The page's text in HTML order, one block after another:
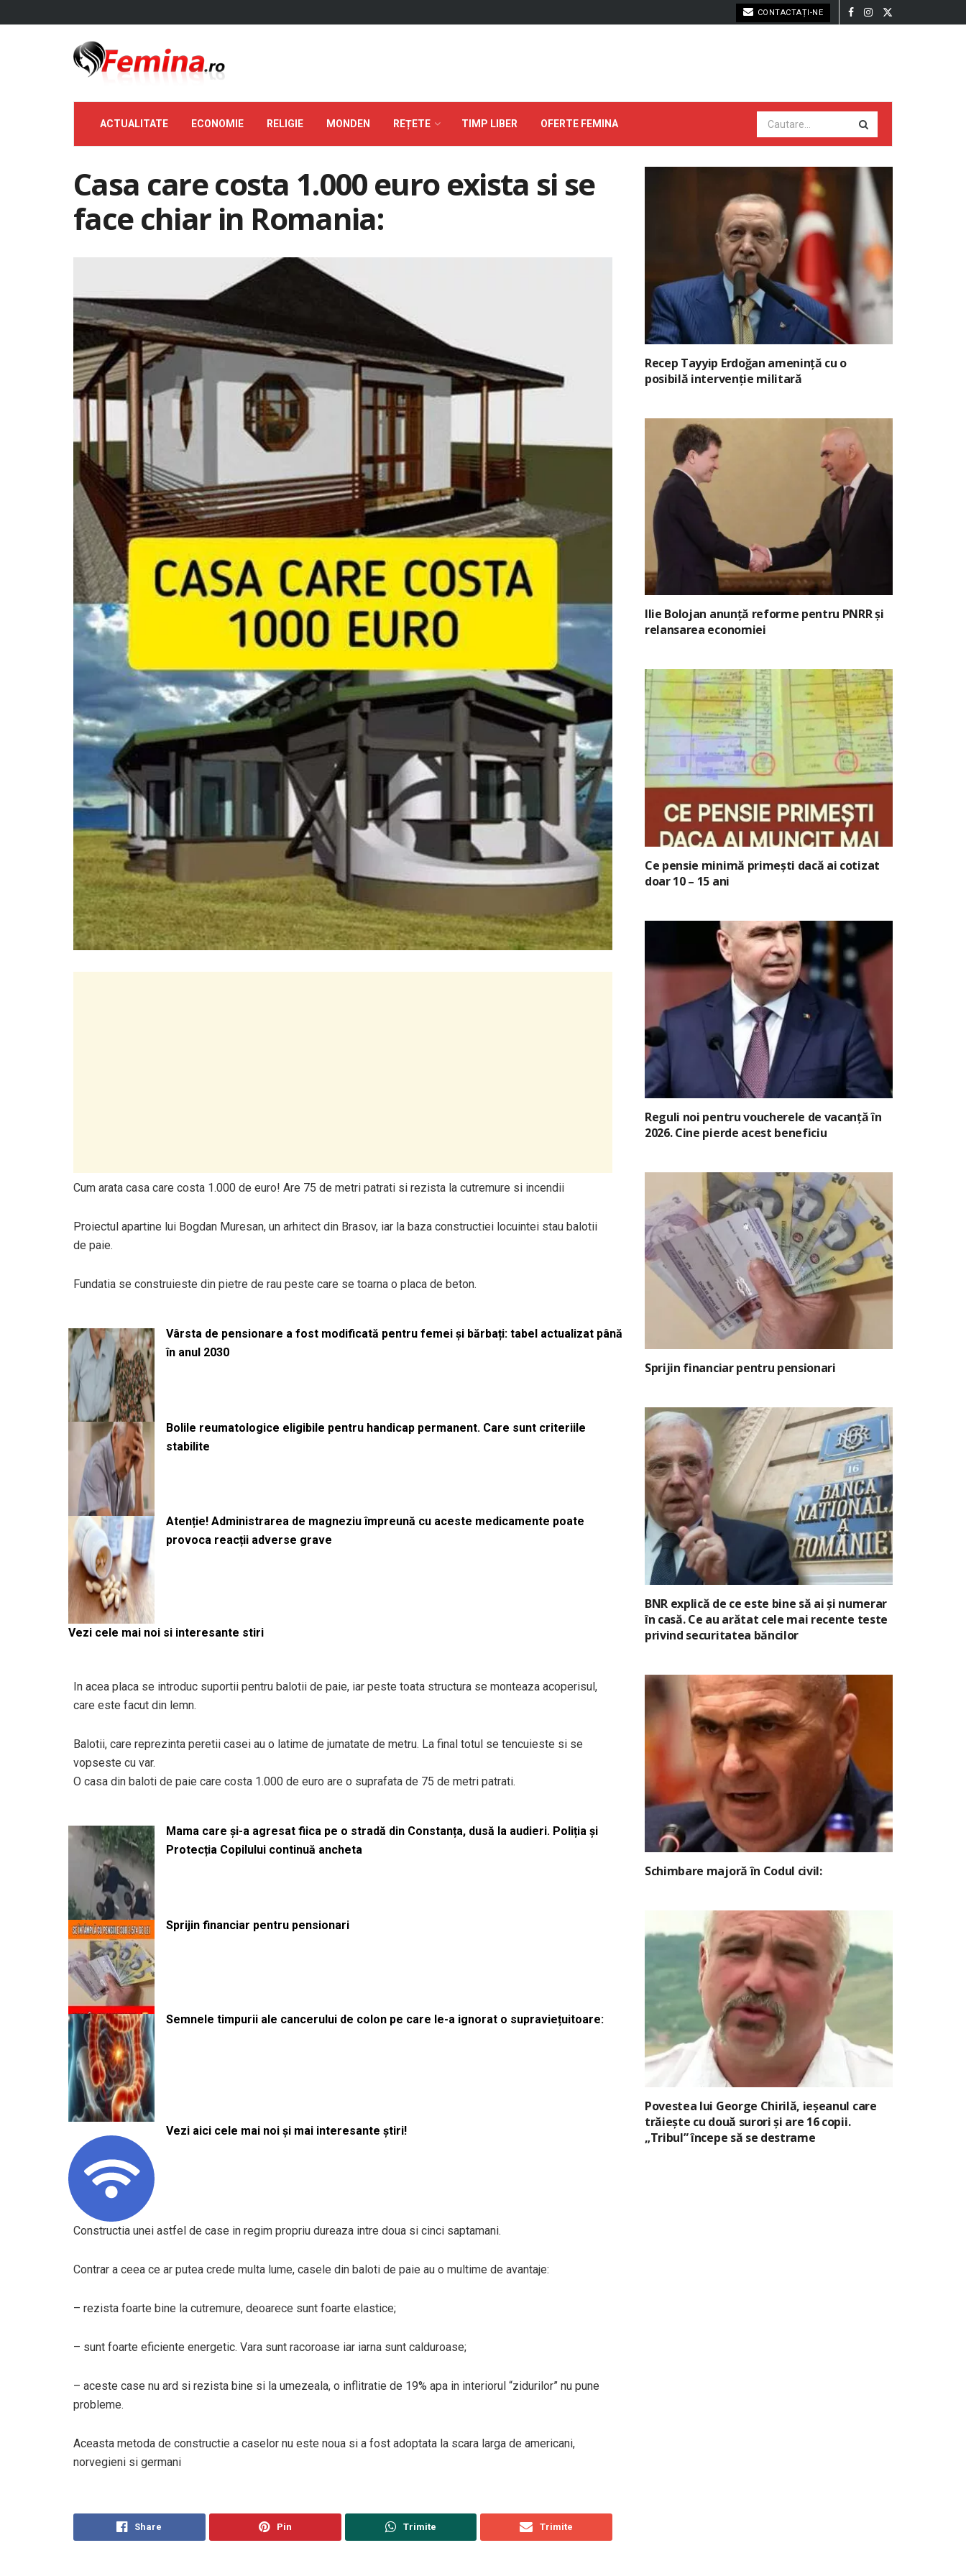
CONTACTAȚI-NE
ACTUALITATE ECONOMIE RELIGIE MONDEN REȚETE TIMP LIBER OFERTE FEMINA
Casa care costa 1.000 euro exista si se
face chiar in Romania:
Cum arata casa care costa 1.000 de euro! Are 75 de metri patrati si rezista la cutremure si incendii
Proiectul apartine lui Bogdan Muresan, un arhitect din Brasov, iar la baza constructiei locuintei stau balotii
de paie.
Fundatia se construieste din pietre de rau peste care se toarna o placa de beton.
Vârsta de pensionare a fost modificată pentru femei și bărbați: tabel actualizat până
în anul 2030
Bolile reumatologice eligibile pentru handicap permanent. Care sunt criteriile
stabilite
Atenție! Administrarea de magneziu împreună cu aceste medicamente poate
provoca reacții adverse grave
Vezi cele mai noi si interesante stiri
In acea placa se introduc suportii pentru balotii de paie, iar peste toata structura se monteaza acoperisul,
care este facut din lemn.
Balotii, care reprezinta peretii casei au o latime de jumatate de metru. La final totul se tencuieste si se
vopseste cu var.
O casa din baloti de paie care costa 1.000 de euro are o suprafata de 75 de metri patrati.
Mama care și-a agresat fiica pe o stradă din Constanța, dusă la audieri. Poliția și
Protecția Copilului continuă ancheta
Sprijin financiar pentru pensionari
Semnele timpurii ale cancerului de colon pe care le-a ignorat o supraviețuitoare:
Vezi aici cele mai noi și mai interesante știri!
Constructia unei astfel de case in regim propriu dureaza intre doua si cinci saptamani.
Contrar a ceea ce ar putea crede multa lume, casele din baloti de paie au o multime de avantaje:
– rezista foarte bine la cutremure, deoarece sunt foarte elastice;
– sunt foarte eficiente energetic. Vara sunt racoroase iar iarna sunt calduroase;
– aceste case nu ard si rezista bine si la umezeala, o inflitratie de 19% apa in interiorul “zidurilor” nu pune
probleme.
Aceasta metoda de constructie a caselor nu este noua si a fost adoptata la scara larga de americani,
norvegieni si germani
Share Pin Trimite Trimite
Recep Tayyip Erdoğan amenință cu o
posibilă intervenție militară
Ilie Bolojan anunță reforme pentru PNRR și
relansarea economiei
Ce pensie minimă primești dacă ai cotizat
doar 10 – 15 ani
Reguli noi pentru voucherele de vacanță în
2026. Cine pierde acest beneficiu
Sprijin financiar pentru pensionari
BNR explică de ce este bine să ai și numerar
în casă. Ce au arătat cele mai recente teste
privind securitatea băncilor
Schimbare majoră în Codul civil:
Povestea lui George Chirilă, ieșeanul care
trăiește cu două surori și are 16 copii.
„Tribul” începe să se destrame